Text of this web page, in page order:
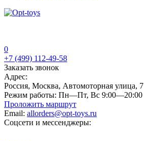
0
+7 (499) 112-49-58
Заказать звонок
Адрес:
Россия, Москва, Автомоторная улица, 7
Режим работы: Пн—Пт, Вс 9:00—20:00
Проложить маршрут
Email: allorders@opt-toys.ru
Соцсети и мессенджеры: